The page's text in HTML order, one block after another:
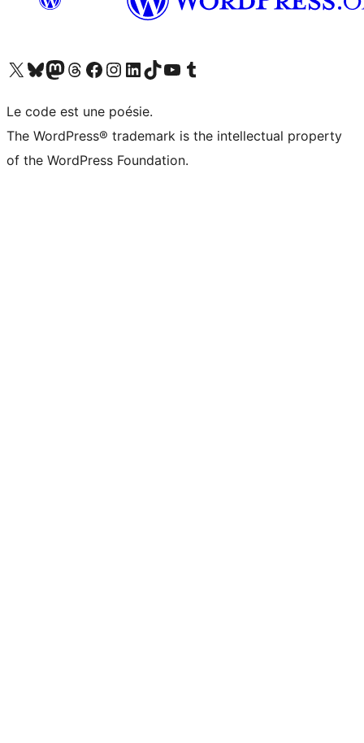
Visitez notre compte X (précédemment Twitter)
Visiter notre compte Bluesky
Visiter notre compte Mastodon
Visiter notre compte Threads
Consulter notre compte Facebook
Consulter notre compte Instagram
Consulter notre compte LinkedIn
Visiter notre compte TokTok
Visiter notre chaîne YouTube
Visiter notre compte Tumblr
Le code est une poésie.
The WordPress® trademark is the intellectual property
of the WordPress Foundation.